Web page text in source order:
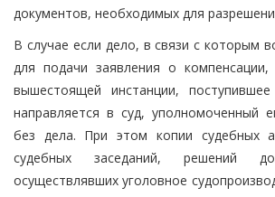
документов, необходимых для
В случае если дело, в связи с которым
для подачи заявления о компенсации,
вышестоящей инстанции,
направляется в суд, уполномоченный
без дела. При этом копии судебных
судебных заседаний, решений
осуществлявших уголовное